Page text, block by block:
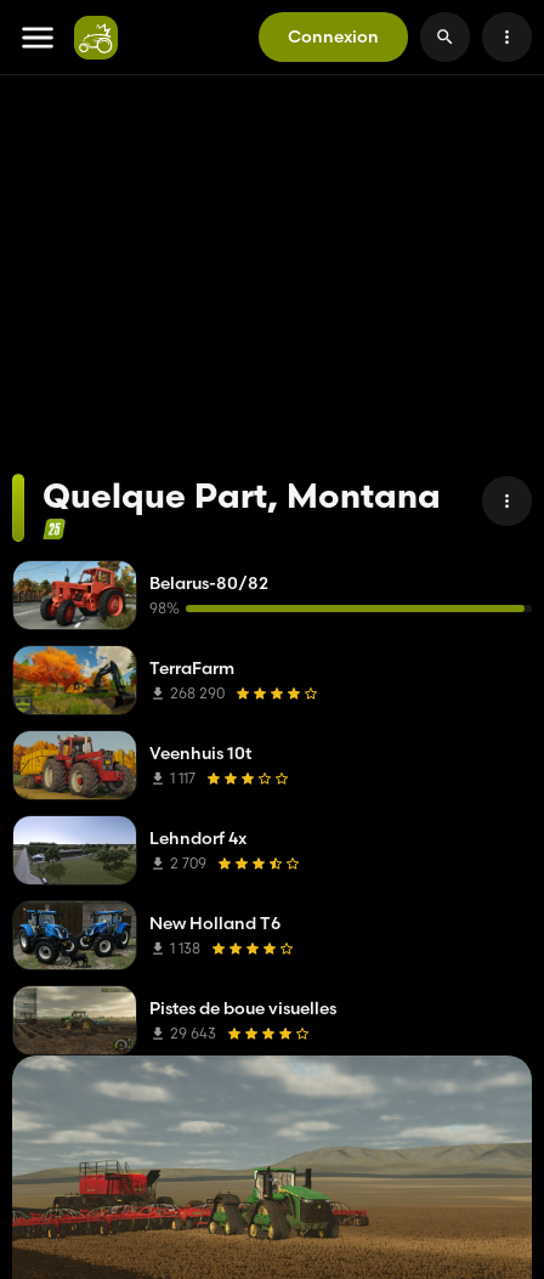
Connexion
Quelque Part, Montana
Belarus-80/82
98%
TerraFarm
268 290
Veenhuis 10t
1 117
Lehndorf 4x
2 709
New Holland T6
1 138
Pistes de boue visuelles
29 643